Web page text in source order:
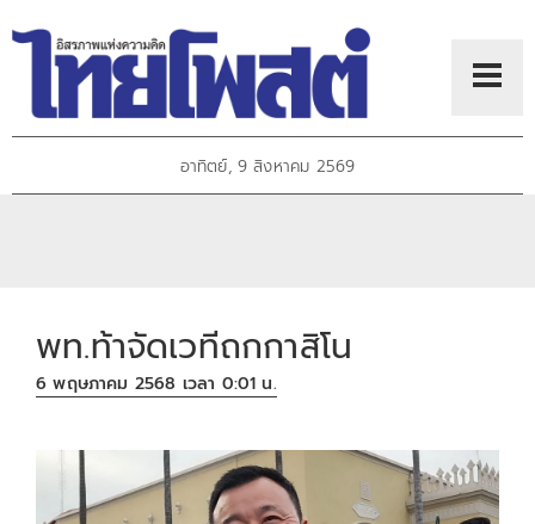
อาทิตย์, 9 สิงหาคม 2569
พท.ท้าจัดเวทีถกกาสิโน
6 พฤษภาคม 2568 เวลา 0:01 น.